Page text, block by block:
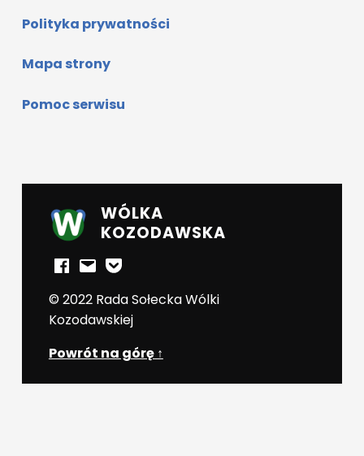
Polityka prywatności
Mapa strony
Pomoc serwisu
WÓLKA
KOZODAWSKA
Facebook
E-mailPowiadomienia mailowe
© 2022 Rada Sołecka Wólki
Kozodawskiej
Powrót na górę ↑